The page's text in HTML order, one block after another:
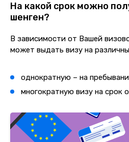
На какой срок можно
шенген?
В зависимости от Вашей
может выдать визу на
однократную – на
многократную визу на срок